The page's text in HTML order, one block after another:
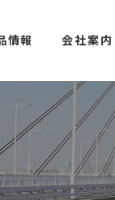
情報 会社案内